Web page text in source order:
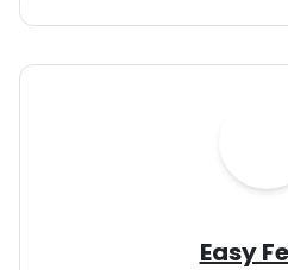
Easy